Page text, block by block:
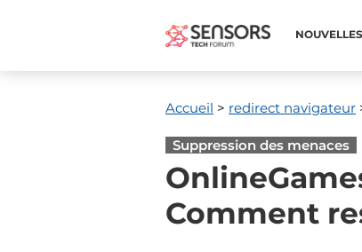
Accueil > redirect navigateur
Suppression des menaces
Comment